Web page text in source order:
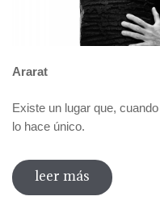
Ararat
Existe un lugar que,
lo hace único.
leer más sobre